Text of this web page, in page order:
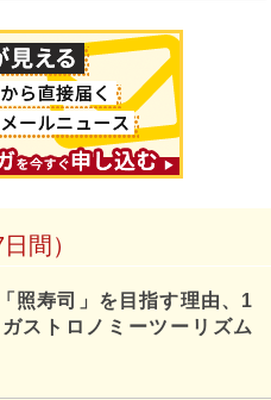
間）
照寿司」を目指す理由、1
ストロノミーツーリズム